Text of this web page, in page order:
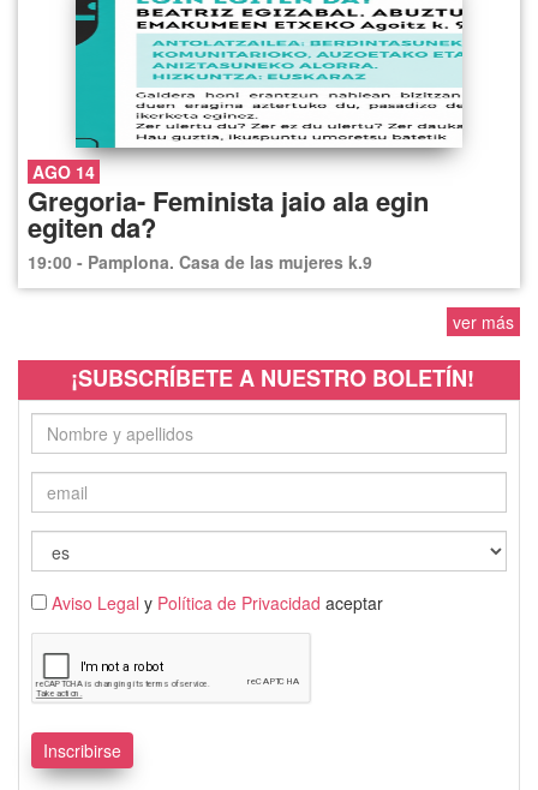
AGO 14
Gregoria- Feminista jaio ala egin
egiten da?
19:00 - Pamplona. Casa de las mujeres k.9
ver más
¡SUBSCRÍBETE A NUESTRO BOLETÍN!
Aviso Legal y Política de Privacidad aceptar